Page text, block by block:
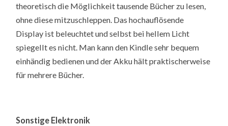
theoretisch die Möglichkeit tausende Bücher zu lesen,
ohne diese mitzuschleppen. Das hochauflösende
Display ist beleuchtet und selbst bei hellem Licht
spiegellt es nicht. Man kann den Kindle sehr bequem
einhändig bedienen und der Akku hält praktischerweise
für mehrere Bücher.
Sonstige Elektronik